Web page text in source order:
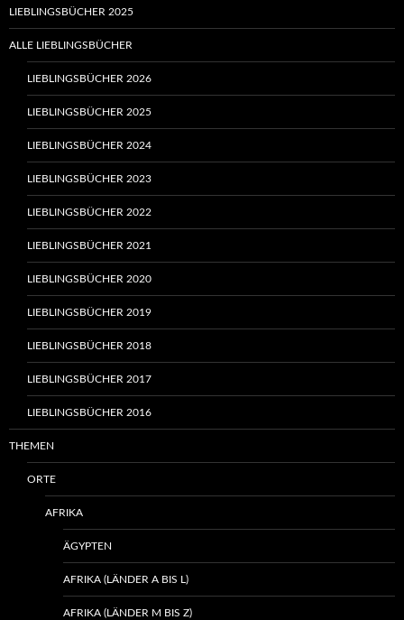
LIEBLINGSBÜCHER 2025
ALLE LIEBLINGSBÜCHER
LIEBLINGSBÜCHER 2026
LIEBLINGSBÜCHER 2025
LIEBLINGSBÜCHER 2024
LIEBLINGSBÜCHER 2023
LIEBLINGSBÜCHER 2022
LIEBLINGSBÜCHER 2021
LIEBLINGSBÜCHER 2020
LIEBLINGSBÜCHER 2019
LIEBLINGSBÜCHER 2018
LIEBLINGSBÜCHER 2017
LIEBLINGSBÜCHER 2016
THEMEN
ORTE
AFRIKA
ÄGYPTEN
AFRIKA (LÄNDER A BIS L)
AFRIKA (LÄNDER M BIS Z)